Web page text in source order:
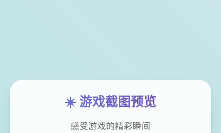
☀️ 游戏截图预览
感受游戏的精彩瞬间